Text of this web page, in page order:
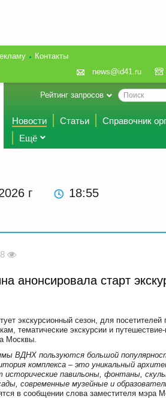
Контакты
news@id41.ru
Рейтинг запросов
Новости Статьи
Справочник
Ещё
г 18:55
анонсировала старт
экскурсионный сезон, для посетителей
тематические экскурсии и
Москвы.
ВДНХ пользуются большой
комплекса – это уникальный
исторические павильоны, фонтаны,
современные музейные и
в сообщении слова заместителя мэра